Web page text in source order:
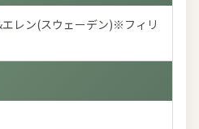
レン(スウェーデン)※フィリ